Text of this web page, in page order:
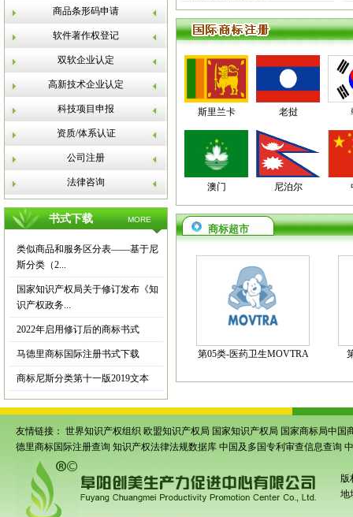
商品条形码申请
软件著作权登记
双软企业认定
高新技术企业认定
科技项目申报
资质/体系认证
公司注册
法律咨询
书式下载 MORE
类似商品和服务区分表——基于尼
斯分类（2...
国家知识产权局关于修订发布《知
识产权政务...
2022年启用修订后的商标书式
马德里商标国际注册书式下载
商标尼斯分类第十一版2019文本
斯里兰卡 老挝
澳门 尼泊尔
商标超市
第05类-医药卫生MOVTRA
友情链接： 世界知识产权组织 欧盟知识产权局 国家知识产权局 国家商标局中国
德里商标国际注册查询 知识产权法律法规数据库 中国及多国专利审查信息查询
版
地